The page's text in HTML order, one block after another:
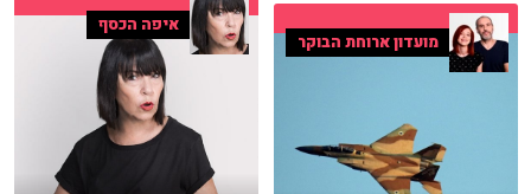
איפה הכסף
מועדון ארוחת הבוקר